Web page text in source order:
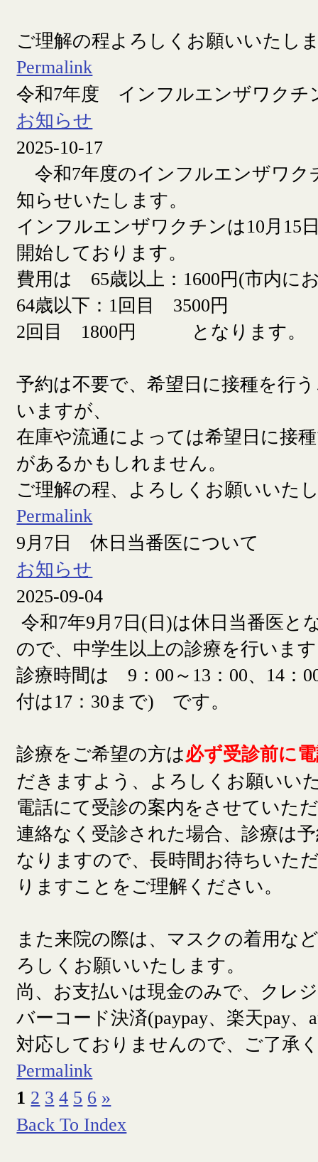
ご理解の程よろしくお願いいたし
Permalink
令和7年度 インフルエンザワクチ
お知らせ
2025-10-17
令和7年度のインフルエンザワク
知らせいたします。
インフルエンザワクチンは10月15
開始しております。
費用は 65歳以上：1600円(市内に
64歳以下：1回目 3500円
2回目 1800円 となります。
予約は不要で、希望日に接種を行
いますが、
在庫や流通によっては希望日に接
があるかもしれません。
ご理解の程、よろしくお願いいた
Permalink
9月7日 休日当番医について
お知らせ
2025-09-04
令和7年9月7日(日)は休日当番医と
ので、中学生以上の診療を行います
診療時間は 9：00～13：00、14：
付は17：30まで) です。
診療をご希望の方は必ず受診前に
だきますよう、よろしくお願いい
電話にて受診の案内をさせていた
連絡なく受診された場合、診療は
なりますので、長時間お待ちいた
りますことをご理解ください。
また来院の際は、マスクの着用な
ろしくお願いいたします。
尚、お支払いは現金のみで、クレ
バーコード決済(paypay、楽天pay、
対応しておりませんので、ご了承
Permalink
1 2 3 4 5 6 »
Back To Index